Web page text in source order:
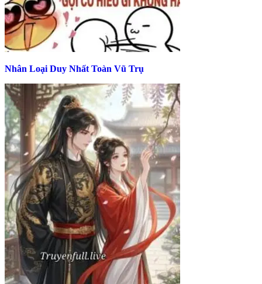
Nhân Loại Duy Nhất Toàn Vũ Trụ